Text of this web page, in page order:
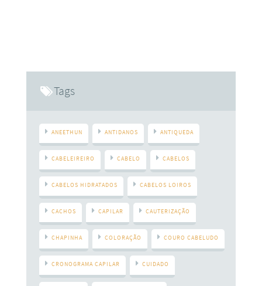
Tags
ANEETHUN ANTIDANOS ANTIQUEDA
CABELEIREIRO CABELO CABELOS
CABELOS HIDRATADOS CABELOS LOIROS
CACHOS CAPILAR CAUTERIZAÇÃO
CHAPINHA COLORAÇÃO COURO CABELUDO
CRONOGRAMA CAPILAR CUIDADO